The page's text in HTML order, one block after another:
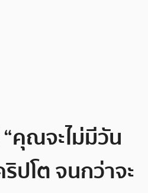
คุณจะไม่มีวัน
ปโต จนกว่าจะ